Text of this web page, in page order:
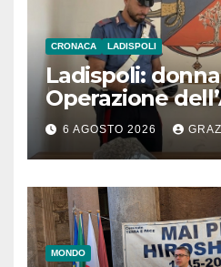
CRONACA LADISPOLI
Ladispoli:
Operazione
6 AGOSTO 2026
MONDO